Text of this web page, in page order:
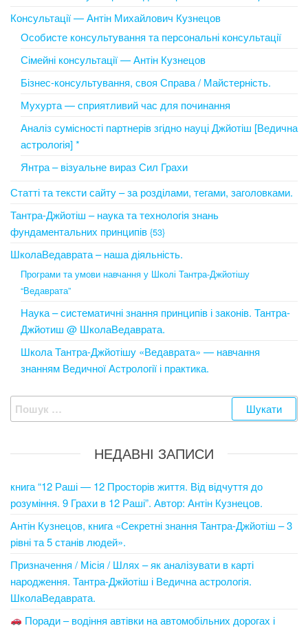
Консультації — Антін Михайлович Кузнецов
Особисте консультування та персональні консультації
Сімейні консультації — Антін Кузнецов
Бізнес-консультування, своя Справа / Майстерність.
Мухурта — сприятливий час для починання
Аналіз сумісності партнерів згідно науці Джйотіш [Ведична
астрологія] *
Янтра – візуальне вираз Сил Грахи
Статті та тексти сайту – за розділами, тегами, заголовками.
Тантра-Джйотіш – наука та технологія знань
фундаментальних принципів {53}
ШколаВедаврата – наша діяльність.
Програми та умови навчання у Школі Тантра-Джйотішу
“Ведаврата”
Наука – систематичні знання принципів і законів. Тантра-
Джйотиш @ ШколаВедаврата.
Школа Тантра-Джйотішу «Ведаврата» — навчання
знанням Ведичної Астрології і практика.
Пошук:
НЕДАВНІ ЗАПИСИ
книга “12 Раші — 12 Просторів життя. Від відчуття до
розуміння. 9 Грахи в 12 Раші”. Автор: Антін Кузнецов.
Антін Кузнецов, книга «Секретні знання Тантра-Джйотіш – 3
рівні та 5 станів людей».
Призначення / Місія / Шлях – як аналізувати в карті
народження. Тантра-Джйотіш і Ведична астрологія.
ШколаВедаврата.
Поради – водіння автівки на автомобільних дорогах і